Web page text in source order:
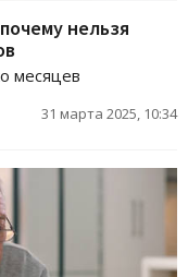
нельзя
месяцев
31 марта 2025, 10:34